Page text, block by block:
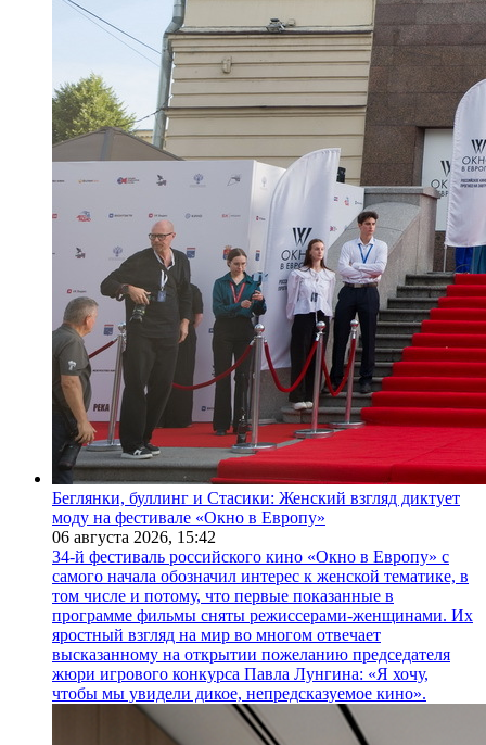
Беглянки, буллинг и Стасики: Женский взгляд диктует
моду на фестивале «Окно в Европу»
06 августа 2026, 15:42
34-й фестиваль российского кино «Окно в Европу» с
самого начала обозначил интерес к женской тематике, в
том числе и потому, что первые показанные в
программе фильмы сняты режиссерами-женщинами. Их
яростный взгляд на мир во многом отвечает
высказанному на открытии пожеланию председателя
жюри игрового конкурса Павла Лунгина: «Я хочу,
чтобы мы увидели дикое, непредсказуемое кино».